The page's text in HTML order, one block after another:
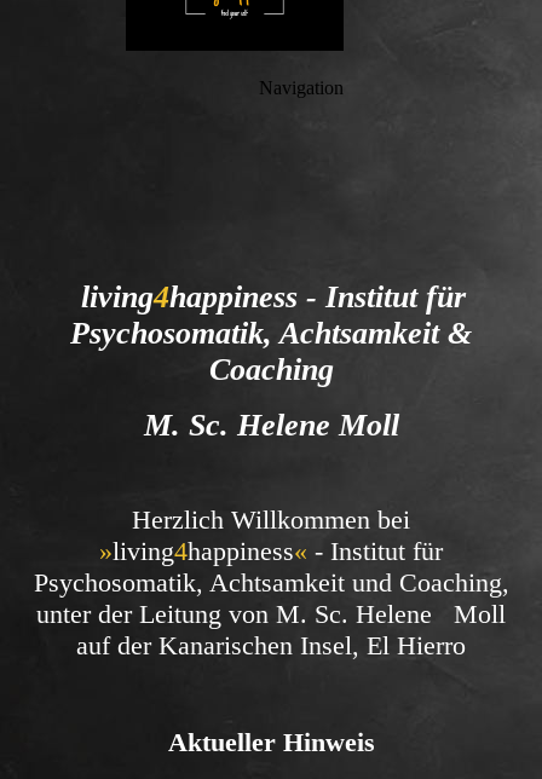
Navigation
living4happiness - Institut für
Psychosomatik, Achtsamkeit &
Coaching
M. Sc. Helene Moll
Herzlich Willkommen bei
»living4happiness« - Institut für
Psychosomatik, Achtsamkeit und Coaching,
unter der Leitung von M. Sc. Helene Moll
auf der Kanarischen Insel, El Hierro
Aktueller Hinweis